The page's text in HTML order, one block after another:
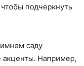
подчеркнуть
саду
акценты. Например,